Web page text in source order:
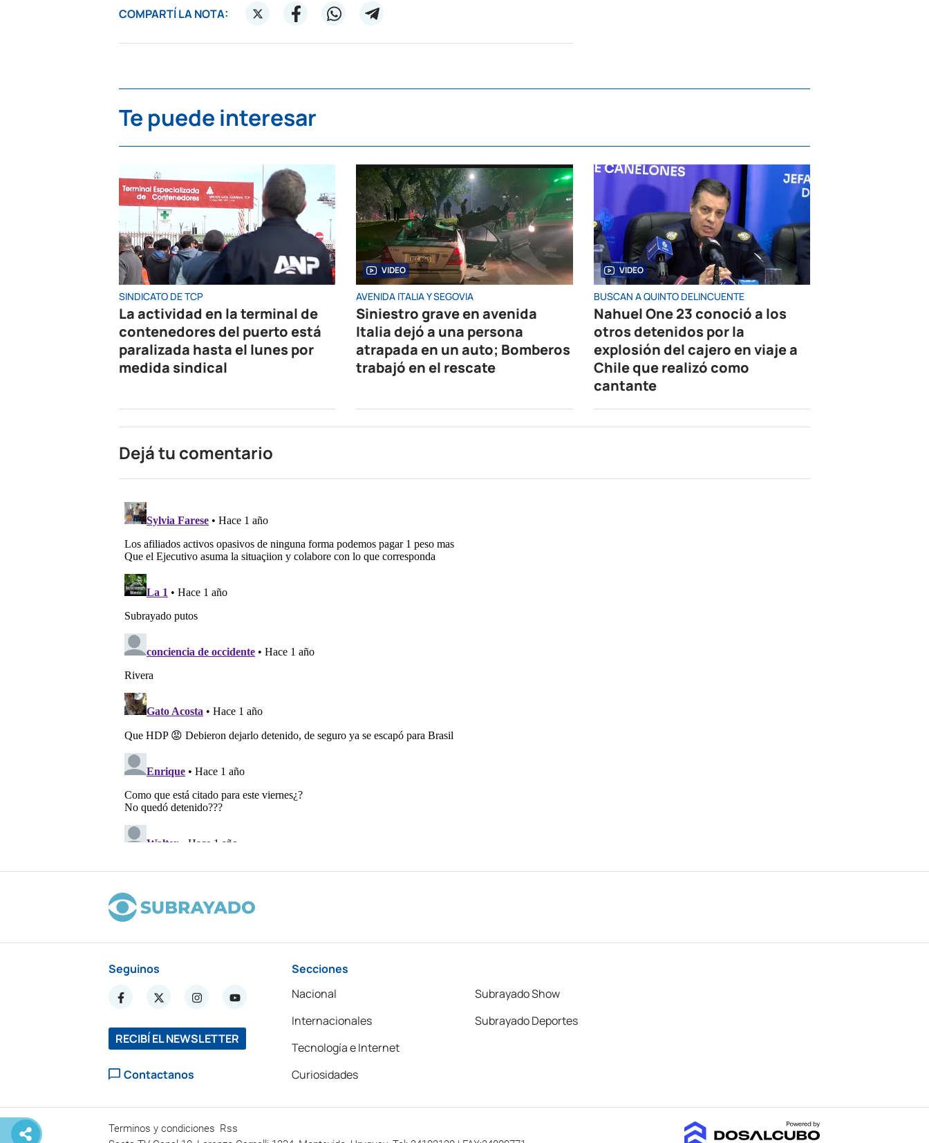
COMPARTÍ LA NOTA:
Te puede interesar
SINDICATO DE TCP
La actividad en la terminal de
contenedores del puerto está
paralizada hasta el lunes por
medida sindical
VIDEO
AVENIDA ITALIA Y SEGOVIA
Siniestro grave en avenida
Italia dejó a una persona
atrapada en un auto; Bomberos
trabajó en el rescate
VIDEO
BUSCAN A QUINTO DELINCUENTE
Nahuel One 23 conoció a los
otros detenidos por la
explosión del cajero en viaje a
Chile que realizó como
cantante
Dejá tu comentario
Seguinos
RECIBÍ EL NEWSLETTER
Contactanos
Secciones
Nacional
Internacionales
Tecnología e Internet
Curiosidades
Subrayado Show
Subrayado Deportes
Terminos y condiciones Rss